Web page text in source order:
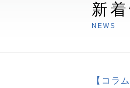
新
NEWS
【コラ